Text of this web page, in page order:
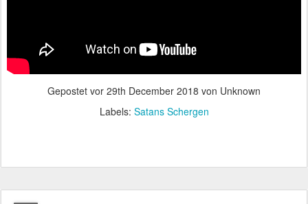
Gepostet vor 29th December 2018 von Unknown
Labels: Satans Schergen